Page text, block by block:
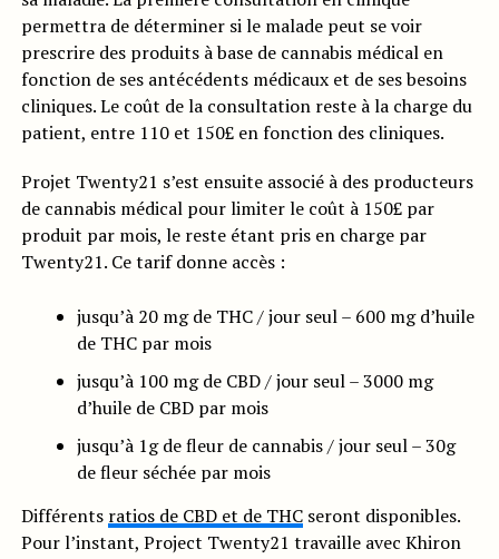
permettra de déterminer si le malade peut se voir
prescrire des produits à base de cannabis médical en
fonction de ses antécédents médicaux et de ses besoins
cliniques. Le coût de la consultation reste à la charge du
patient, entre 110 et 150£ en fonction des cliniques.
Projet Twenty21 s’est ensuite associé à des producteurs
de cannabis médical pour limiter le coût à 150£ par
produit par mois, le reste étant pris en charge par
Twenty21. Ce tarif donne accès :
jusqu’à 20 mg de THC / jour seul – 600 mg d’huile
de THC par mois
jusqu’à 100 mg de CBD / jour seul – 3000 mg
d’huile de CBD par mois
jusqu’à 1g de fleur de cannabis / jour seul – 30g
de fleur séchée par mois
Différents ratios de CBD et de THCseront disponibles.
Pour l’instant, Project Twenty21 travaille avec Khiron